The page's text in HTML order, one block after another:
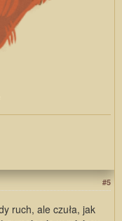
#5
ruch, ale czuła, jak